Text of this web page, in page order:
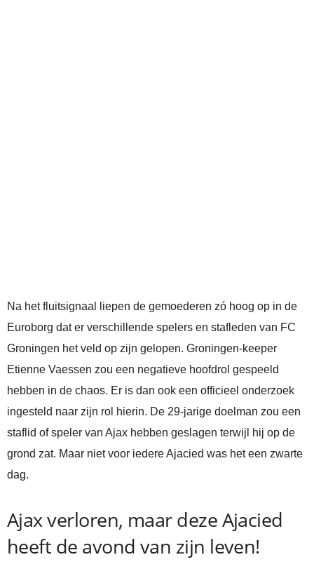
Na het fluitsignaal liepen de gemoederen zó hoog op in de
Euroborg dat er verschillende spelers en stafleden van FC
Groningen het veld op zijn gelopen. Groningen-keeper
Etienne Vaessen zou een negatieve hoofdrol gespeeld
hebben in de chaos. Er is dan ook een officieel onderzoek
ingesteld naar zijn rol hierin. De 29-jarige doelman zou een
staflid of speler van Ajax hebben geslagen terwijl hij op de
grond zat. Maar niet voor iedere Ajacied was het een zwarte
dag.
Ajax verloren, maar deze Ajacied
heeft de avond van zijn leven!